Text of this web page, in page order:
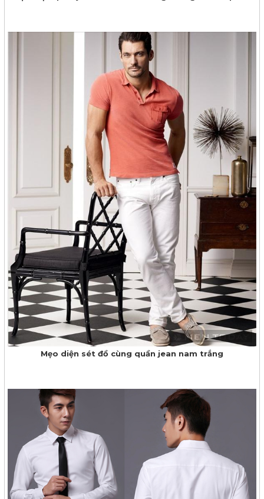
Mẹo diện sét đồ cùng quần jean nam trắng